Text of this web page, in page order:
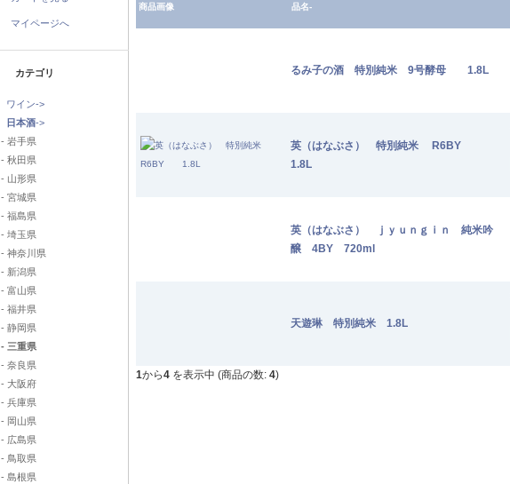
マイページへ
カテゴリ
ワイン->
日本酒->
- 岩手県
- 秋田県
- 山形県
- 宮城県
- 福島県
- 埼玉県
- 神奈川県
- 新潟県
- 富山県
- 福井県
- 静岡県
- 三重県
- 奈良県
- 大阪府
- 兵庫県
- 岡山県
- 広島県
- 鳥取県
- 島根県
商品画像 品名-
るみ子の酒 特別純米 9号酵母 1.8L
英（はなぶさ） 特別純米 R6BY
1.8L
英（はなぶさ） ｊｙｕｎｇｉｎ 純米吟
醸 4BY 720ml
天遊琳 特別純米 1.8L
1から4 を表示中 (商品の数: 4)